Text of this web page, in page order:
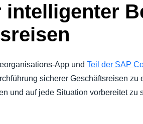
intelligenter
App undTeil der SAP
sicherer Geschäftsreisen
und auf jede Situation vorbereitet zu